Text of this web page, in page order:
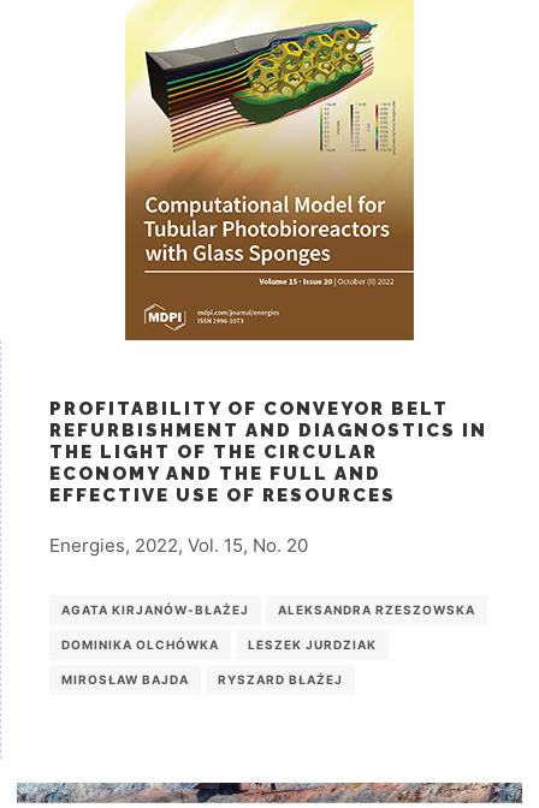
PROFITABILITY OF CONVEYOR BELT
REFURBISHMENT AND DIAGNOSTICS IN
THE LIGHT OF THE CIRCULAR
ECONOMY AND THE FULL AND
EFFECTIVE USE OF RESOURCES
Energies, 2022, Vol. 15, No. 20
AGATA KIRJANÓW-BŁAŻEJ ALEKSANDRA RZESZOWSKA
DOMINIKA OLCHÓWKA LESZEK JURDZIAK
MIROSŁAW BAJDA RYSZARD BŁAŻEJ